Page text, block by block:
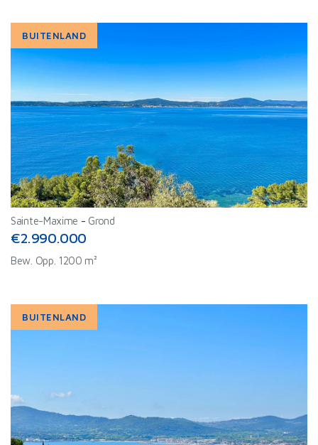
BUITENLAND
Sainte-Maxime - Grond
€2.990.000
Bew. Opp. 1200 m²
BUITENLAND